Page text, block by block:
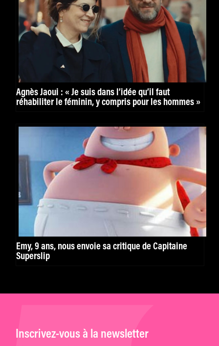
Agnès Jaoui : « Je suis dans l’idée qu’il faut
réhabiliter le féminin, y compris pour les hommes »
Emy, 9 ans, nous envoie sa critique de Capitaine
Superslip
Inscrivez-vous à la newsletter